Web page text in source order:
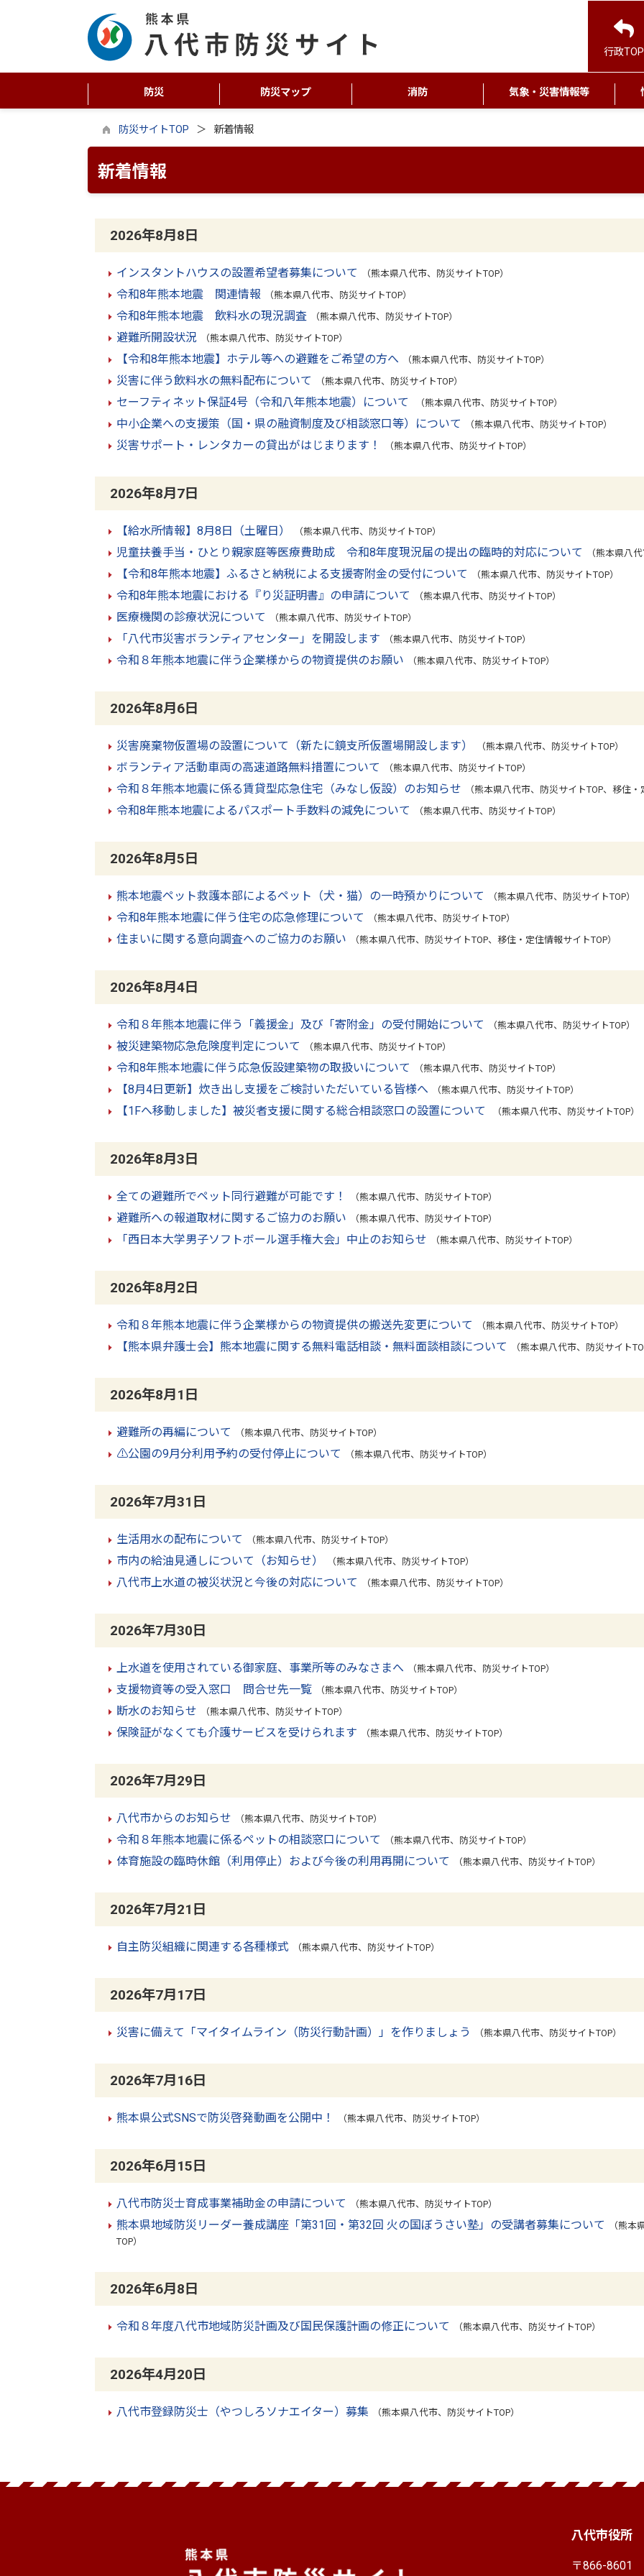
行政TOP
防災 防災マップ 消防 気象・災害情報等
防災サイトTOP 新着情報
新着情報
2026年8月8日
インスタントハウスの設置希望者募集について （熊本県八代市、防災サイトTOP）
令和8年熊本地震 関連情報 （熊本県八代市、防災サイトTOP）
令和8年熊本地震 飲料水の現況調査 （熊本県八代市、防災サイトTOP）
避難所開設状況 （熊本県八代市、防災サイトTOP）
【令和8年熊本地震】ホテル等への避難をご希望の方へ （熊本県八代市、防災サイトTOP）
災害に伴う飲料水の無料配布について （熊本県八代市、防災サイトTOP）
セーフティネット保証4号（令和八年熊本地震）について （熊本県八代市、防災サイトTOP）
中小企業への支援策（国・県の融資制度及び相談窓口等）について （熊本県八代市、防災サイトTOP）
災害サポート・レンタカーの貸出がはじまります！ （熊本県八代市、防災サイトTOP）
2026年8月7日
【給水所情報】8月8日（土曜日） （熊本県八代市、防災サイトTOP）
児童扶養手当・ひとり親家庭等医療費助成 令和8年度現況届の提出の臨時的対応について （熊本県八
【令和8年熊本地震】ふるさと納税による支援寄附金の受付について （熊本県八代市、防災サイトTOP）
令和8年熊本地震における『り災証明書』の申請について （熊本県八代市、防災サイトTOP）
医療機関の診療状況について （熊本県八代市、防災サイトTOP）
「八代市災害ボランティアセンター」を開設します （熊本県八代市、防災サイトTOP）
令和８年熊本地震に伴う企業様からの物資提供のお願い （熊本県八代市、防災サイトTOP）
2026年8月6日
災害廃棄物仮置場の設置について（新たに鏡支所仮置場開設します） （熊本県八代市、防災サイトTOP）
ボランティア活動車両の高速道路無料措置について （熊本県八代市、防災サイトTOP）
令和８年熊本地震に係る賃貸型応急住宅（みなし仮設）のお知らせ （熊本県八代市、防災サイトTOP、移住
令和8年熊本地震によるパスポート手数料の減免について （熊本県八代市、防災サイトTOP）
2026年8月5日
熊本地震ペット救護本部によるペット（犬・猫）の一時預かりについて （熊本県八代市、防災サイトTOP）
令和8年熊本地震に伴う住宅の応急修理について （熊本県八代市、防災サイトTOP）
住まいに関する意向調査へのご協力のお願い （熊本県八代市、防災サイトTOP、移住・定住情報サイトTOP）
2026年8月4日
令和８年熊本地震に伴う「義援金」及び「寄附金」の受付開始について （熊本県八代市、防災サイトTOP）
被災建築物応急危険度判定について （熊本県八代市、防災サイトTOP）
令和8年熊本地震に伴う応急仮設建築物の取扱いについて （熊本県八代市、防災サイトTOP）
【8月4日更新】炊き出し支援をご検討いただいている皆様へ （熊本県八代市、防災サイトTOP）
【1Fへ移動しました】被災者支援に関する総合相談窓口の設置について （熊本県八代市、防災サイトTOP）
2026年8月3日
全ての避難所でペット同行避難が可能です！ （熊本県八代市、防災サイトTOP）
避難所への報道取材に関するご協力のお願い （熊本県八代市、防災サイトTOP）
「西日本大学男子ソフトボール選手権大会」中止のお知らせ （熊本県八代市、防災サイトTOP）
2026年8月2日
令和８年熊本地震に伴う企業様からの物資提供の搬送先変更について （熊本県八代市、防災サイトTOP）
【熊本県弁護士会】熊本地震に関する無料電話相談・無料面談相談について （熊本県八代市、防災サイト
2026年8月1日
避難所の再編について （熊本県八代市、防災サイトTOP）
⚠️公園の9月分利用予約の受付停止について （熊本県八代市、防災サイトTOP）
2026年7月31日
生活用水の配布について （熊本県八代市、防災サイトTOP）
市内の給油見通しについて（お知らせ） （熊本県八代市、防災サイトTOP）
八代市上水道の被災状況と今後の対応について （熊本県八代市、防災サイトTOP）
2026年7月30日
上水道を使用されている御家庭、事業所等のみなさまへ （熊本県八代市、防災サイトTOP）
支援物資等の受入窓口 問合せ先一覧 （熊本県八代市、防災サイトTOP）
断水のお知らせ （熊本県八代市、防災サイトTOP）
保険証がなくても介護サービスを受けられます （熊本県八代市、防災サイトTOP）
2026年7月29日
八代市からのお知らせ （熊本県八代市、防災サイトTOP）
令和８年熊本地震に係るペットの相談窓口について （熊本県八代市、防災サイトTOP）
体育施設の臨時休館（利用停止）および今後の利用再開について （熊本県八代市、防災サイトTOP）
2026年7月21日
自主防災組織に関連する各種様式 （熊本県八代市、防災サイトTOP）
2026年7月17日
災害に備えて「マイタイムライン（防災行動計画）」を作りましょう （熊本県八代市、防災サイトTOP）
2026年7月16日
熊本県公式SNSで防災啓発動画を公開中！ （熊本県八代市、防災サイトTOP）
2026年6月15日
八代市防災士育成事業補助金の申請について （熊本県八代市、防災サイトTOP）
熊本県地域防災リーダー養成講座「第31回・第32回 火の国ぼうさい塾」の受講者募集について
（熊本
TOP）
2026年6月8日
令和８年度八代市地域防災計画及び国民保護計画の修正について （熊本県八代市、防災サイトTOP）
2026年4月20日
八代市登録防災士（やつしろソナエイター）募集 （熊本県八代市、防災サイトTOP）
八代市役所
〒866-8601